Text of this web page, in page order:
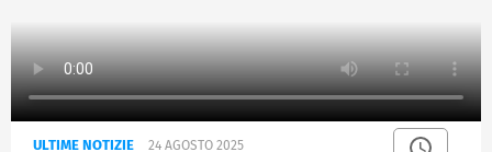
ULTIME NOTIZIE 24 AGOSTO 2025